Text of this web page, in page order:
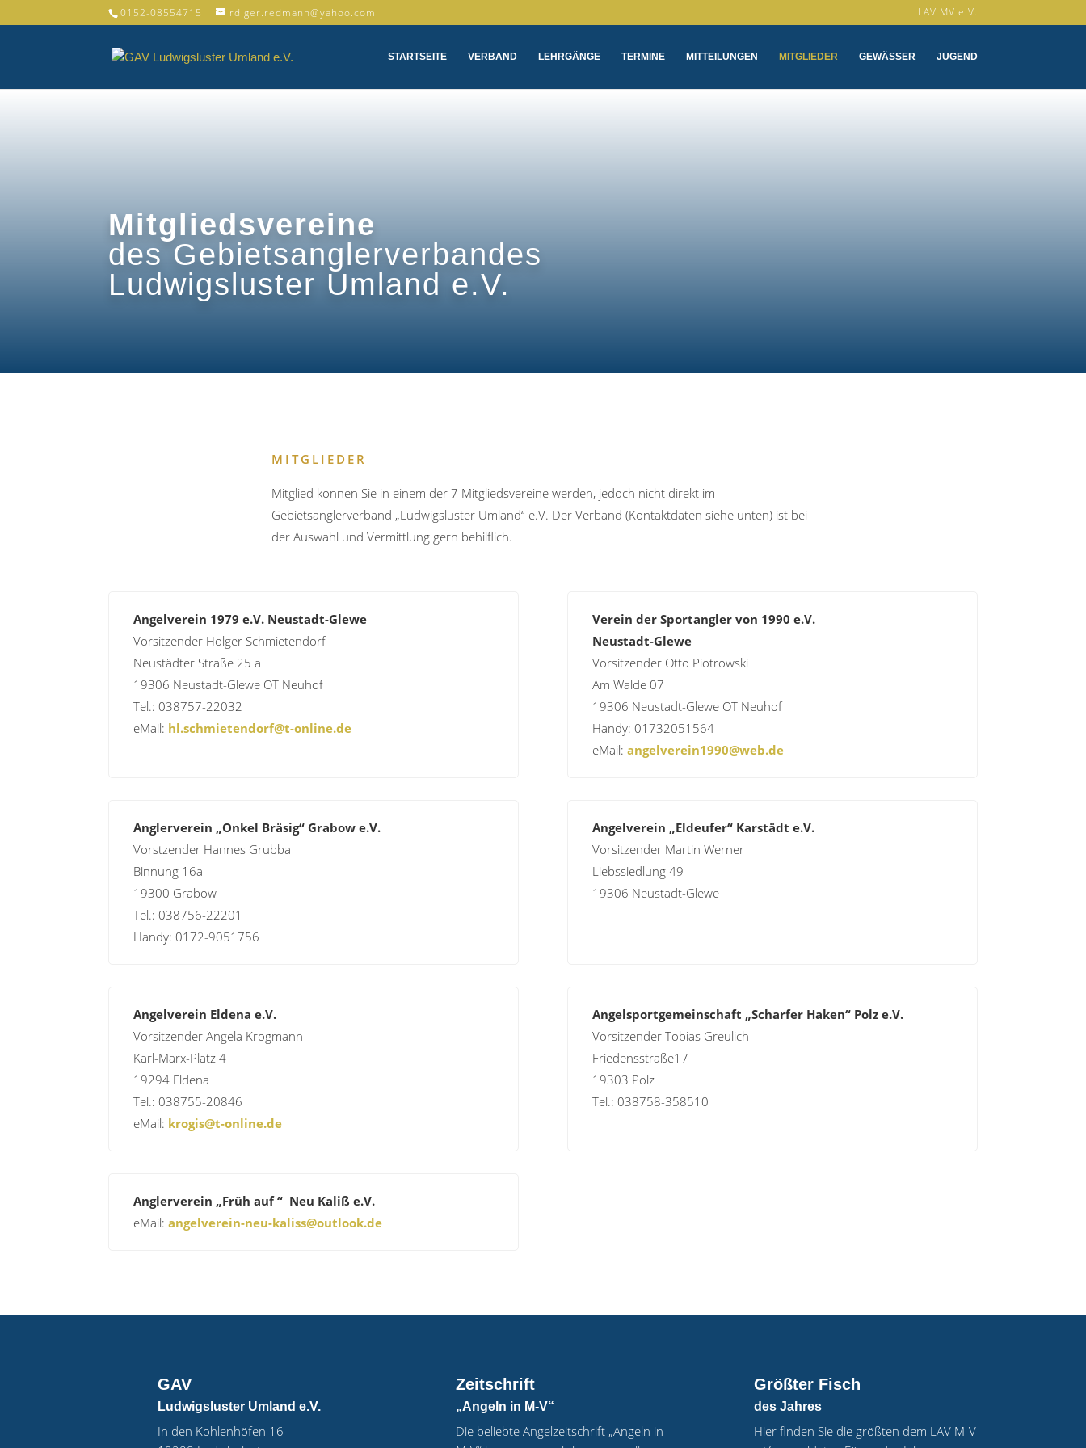
0152-08554715 rdiger.redmann@yahoo.com LAV MV e.V.
STARTSEITE VERBAND LEHRGÄNGE TERMINE MITTEILUNGEN MITGLIEDER GEWÄSSER JUGEND
Mitgliedsvereine
des Gebietsanglerverbandes
Ludwigsluster Umland e.V.
MITGLIEDER
Mitglied können Sie in einem der 7 Mitgliedsvereine werden, jedoch nicht direkt im
Gebietsanglerverband „Ludwigsluster Umland“ e.V. Der Verband (Kontaktdaten siehe unten) ist bei
der Auswahl und Vermittlung gern behilflich.
Angelverein 1979 e.V. Neustadt-Glewe
Vorsitzender Holger Schmietendorf
Neustädter Straße 25 a
19306 Neustadt-Glewe OT Neuhof
Tel.: 038757-22032
eMail: hl.schmietendorf@t-online.de
Verein der Sportangler von 1990 e.V.
Neustadt-Glewe
Vorsitzender Otto Piotrowski
Am Walde 07
19306 Neustadt-Glewe OT Neuhof
Handy: 01732051564
eMail: angelverein1990@web.de
Anglerverein „Onkel Bräsig“ Grabow e.V.
Vorstzender Hannes Grubba
Binnung 16a
19300 Grabow
Tel.: 038756-22201
Handy: 0172-9051756
Angelverein „Eldeufer“ Karstädt e.V.
Vorsitzender Martin Werner
Liebssiedlung 49
19306 Neustadt-Glewe
Angelverein Eldena e.V.
Vorsitzender Angela Krogmann
Karl-Marx-Platz 4
19294 Eldena
Tel.: 038755-20846
eMail: krogis@t-online.de
Angelsportgemeinschaft „Scharfer Haken“ Polz e.V.
Vorsitzender Tobias Greulich
Friedensstraße17
19303 Polz
Tel.: 038758-358510
Anglerverein „Früh auf “ Neu Kaliß e.V.
eMail:angelverein-neu-kaliss@outlook.de
GAV
Ludwigsluster Umland e.V.
In den Kohlenhöfen 16
Zeitschrift
„Angeln in M-V“
Die beliebte Angelzeitschrift „Angeln in
Größter Fisch
des Jahres
Hier finden Sie die größten dem LAV M-V